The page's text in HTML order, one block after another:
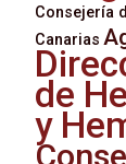
Consejería
Canarias
de
y